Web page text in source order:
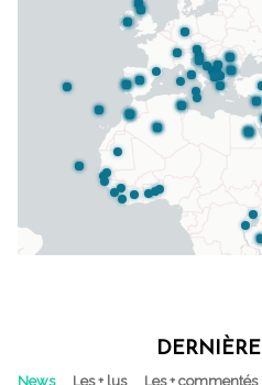
DERNIÈRE
News Les + lus Les + commentés